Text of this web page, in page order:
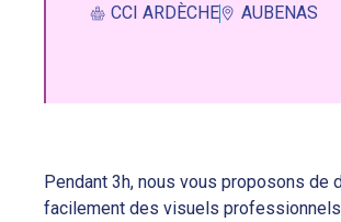
CCI ARDÈCHE AUBENAS
Pendant 3h, nous vous proposons de
facilement des visuels